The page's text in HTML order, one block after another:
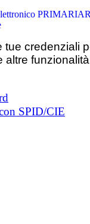
PRIMARIA
tue credenziali
altre
SPID/CIE